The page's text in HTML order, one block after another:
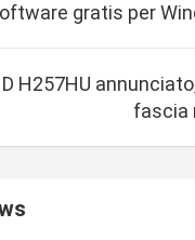
gratis per
H257HU
fascia